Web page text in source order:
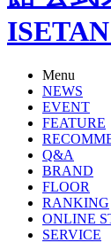
Menu
NEWS
EVENT
FEATURE
Q&A
BRAND
FLOOR
RANKING
ONLINE
SERVICE